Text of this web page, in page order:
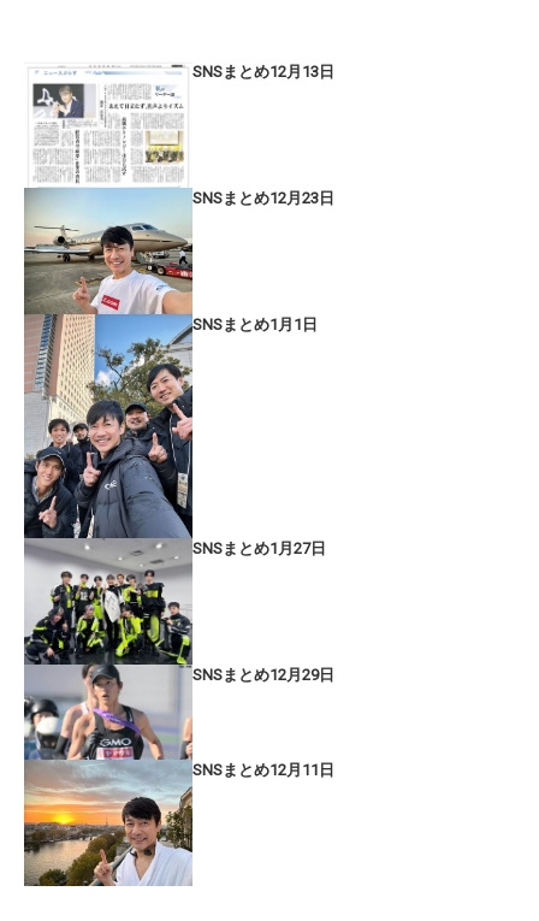
SNSまとめ12月13日
SNSまとめ12月23日
SNSまとめ1月1日
SNSまとめ1月27日
SNSまとめ12月29日
SNSまとめ12月11日